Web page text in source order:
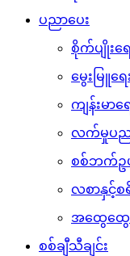
ပညာပေး
စိုက်ပျိုးရေ
မွေးမြူရေ
ကျန်းမာရ
လက်မှုပည
စစ်ဘက်ဥ
လစာနှင့်စ
အထွေထွ
စစ်ချီသီချင်း